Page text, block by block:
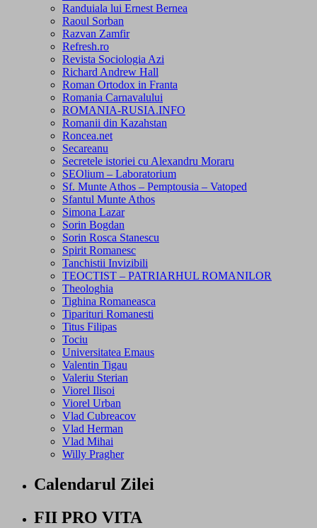
Randuiala lui Ernest Bernea
Raoul Sorban
Razvan Zamfir
Refresh.ro
Revista Sociologia Azi
Richard Andrew Hall
Roman Ortodox in Franta
Romania Carnavalului
ROMANIA-RUSIA.INFO
Romanii din Kazahstan
Roncea.net
Secareanu
Secretele istoriei cu Alexandru Moraru
SEOlium – Laboratorium
Sf. Munte Athos – Pemptousia – Vatoped
Sfantul Munte Athos
Simona Lazar
Sorin Bogdan
Sorin Rosca Stanescu
Spirit Romanesc
Tanchistii Invizibili
TEOCTIST – PATRIARHUL ROMANILOR
Theologhia
Tighina Romaneasca
Tiparituri Romanesti
Titus Filipas
Tociu
Universitatea Emaus
Valentin Tigau
Valeriu Sterian
Viorel Ilisoi
Viorel Urban
Vlad Cubreacov
Vlad Herman
Vlad Mihai
Willy Pragher
Calendarul Zilei
FII PRO VITA